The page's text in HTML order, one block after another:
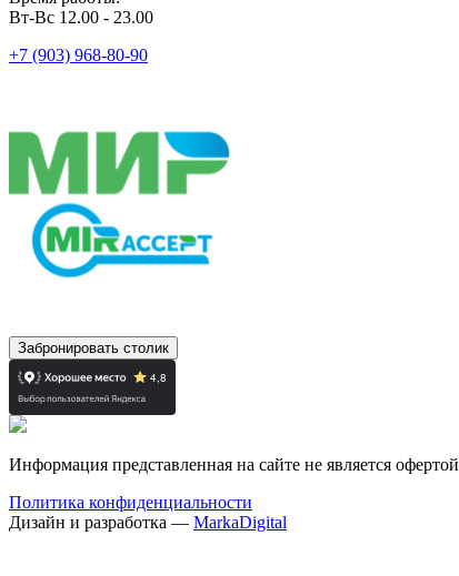
Вт-Вс 12.00 - 23.00
+7 (903) 968-80-90
Забронировать столик
Информация представленная на сайте не является офертой
Политика конфиденциальности
Дизайн и разработка — MarkaDigital